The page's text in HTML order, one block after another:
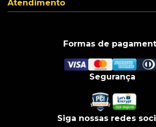
Atendimento
Formas de
Segurança
Siga nossas redes